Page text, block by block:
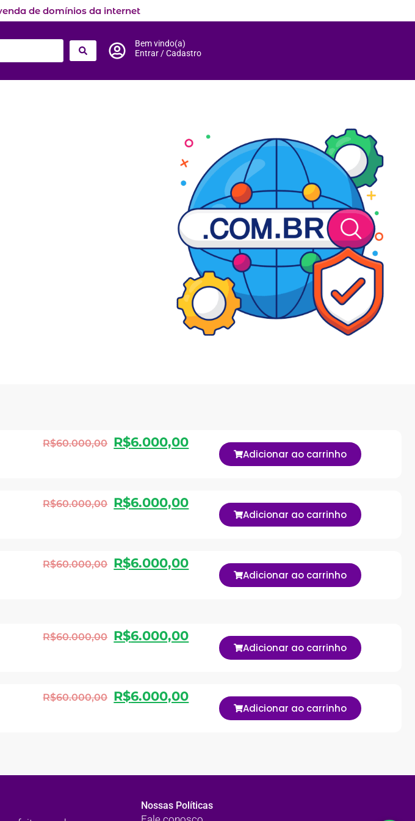
de domínios da internet
Bem vindo(a)
Entrar / Cadastro
R$60.000,00 R$6.000,00
Adicionar ao carrinho
R$60.000,00 R$6.000,00
Adicionar ao carrinho
R$60.000,00 R$6.000,00
Adicionar ao carrinho
R$60.000,00 R$6.000,00
Adicionar ao carrinho
R$60.000,00 R$6.000,00
Adicionar ao carrinho
Nossas Políticas